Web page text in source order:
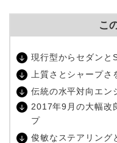
こ
現行型からセダンと
上質さとシャープさ
伝統の水平対向エン
2017年9月の大幅改
プ
俊敏なステアリング